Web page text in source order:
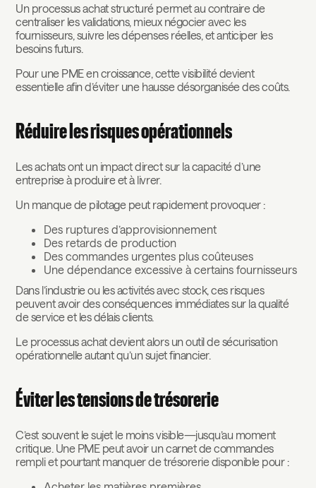
Un processus achat structuré permet au contraire de
centraliser les validations, mieux négocier avec les
fournisseurs, suivre les dépenses réelles, et anticiper les
besoins futurs.
Pour une PME en croissance, cette visibilité devient
essentielle afin d’éviter une hausse désorganisée des coûts.
Réduire les risques opérationnels
Les achats ont un impact direct sur la capacité d’une
entreprise à produire et à livrer.
Un manque de pilotage peut rapidement provoquer :
Des ruptures d’approvisionnement
Des retards de production
Des commandes urgentes plus coûteuses
Une dépendance excessive à certains fournisseurs
Dans l’industrie ou les activités avec stock, ces risques
peuvent avoir des conséquences immédiates sur la qualité
de service et les délais clients.
Le processus achat devient alors un outil de sécurisation
opérationnelle autant qu’un sujet financier.
Éviter les tensions de trésorerie
C’est souvent le sujet le moins visible—jusqu’au moment
critique. Une PME peut avoir un carnet de commandes
rempli et pourtant manquer de trésorerie disponible pour :